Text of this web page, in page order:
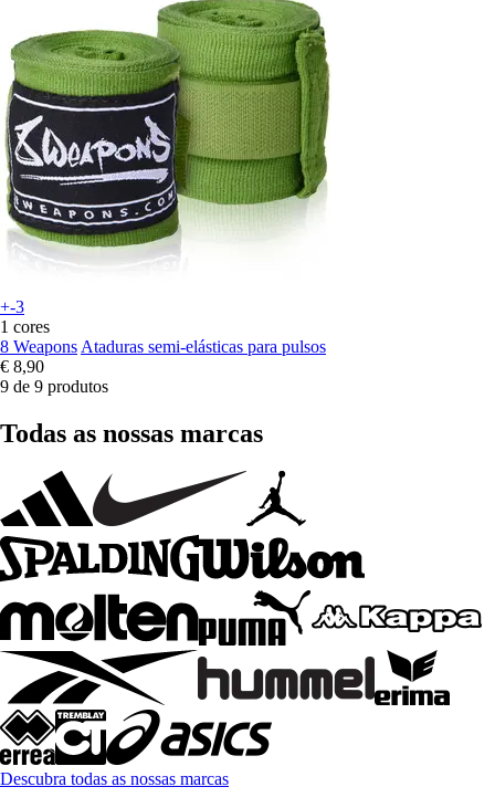
+-3
1 cores
8 Weapons Ataduras semi-elásticas para pulsos
€ 8,90
9 de 9 produtos
Todas as nossas marcas
Descubra todas as nossas marcas